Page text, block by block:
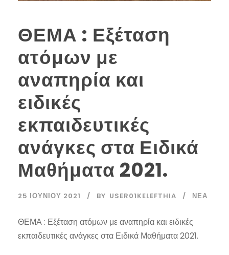
ΘΕΜΑ : Εξέταση
ατόμων με
αναπηρία και
ειδικές
εκπαιδευτικές
ανάγκες στα Ειδικά
Μαθήματα 2021.
25 ΙΟΥΝΊΟΥ 2021 BY USER01KELEFTHIA ΝΈΑ
ΘΕΜΑ : Εξέταση ατόμων με αναπηρία και ειδικές
εκπαιδευτικές ανάγκες στα Ειδικά Μαθήματα 2021.